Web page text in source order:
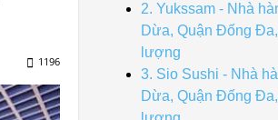
1196
2. Yukssam - Nhà
Dừa, Quận Đống
lượng
3. Sio Sushi - Nhà
Dừa, Quận Đống